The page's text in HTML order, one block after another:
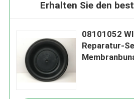
Erhalten Sie den
08101052
Reparatur-